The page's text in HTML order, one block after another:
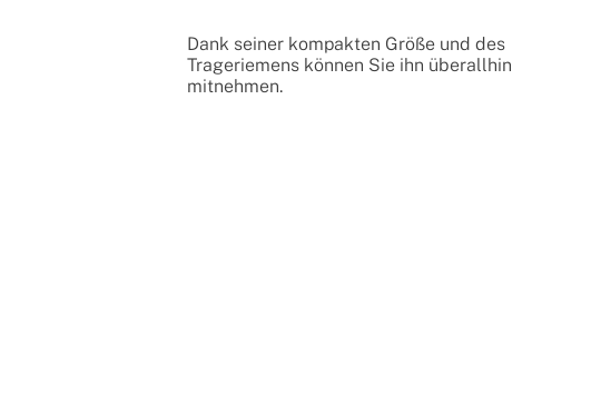
Dank seiner kompakten Größe und des
Trageriemens können Sie ihn überallhin
mitnehmen.